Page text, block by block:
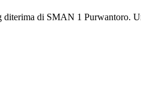
diterima di SMAN 1 Purwantoro.